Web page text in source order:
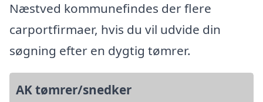
Næstved kommunefindes der flere
carportfirmaer, hvis du vil udvide din
søgning efter en dygtig tømrer.
AK tømrer/snedker